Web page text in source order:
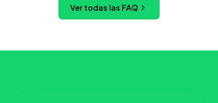
Ver todas las FAQ